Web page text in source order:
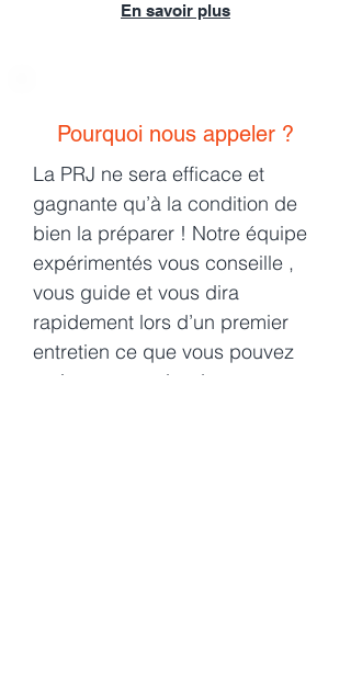
En savoir plus
Pourquoi nous appeler ?
La PRJ ne sera efficace et
gagnante qu’à la condition de
bien la préparer ! Notre équipe
expérimentés vous conseille ,
vous guide et vous dira
rapidement lors d’un premier
entretien ce que vous pouvez
vraiment attendre de cette